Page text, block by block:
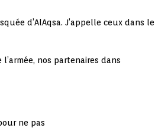
d’AlAqsa. J’appelle ceux dans le
nos partenaires dans
ne pas